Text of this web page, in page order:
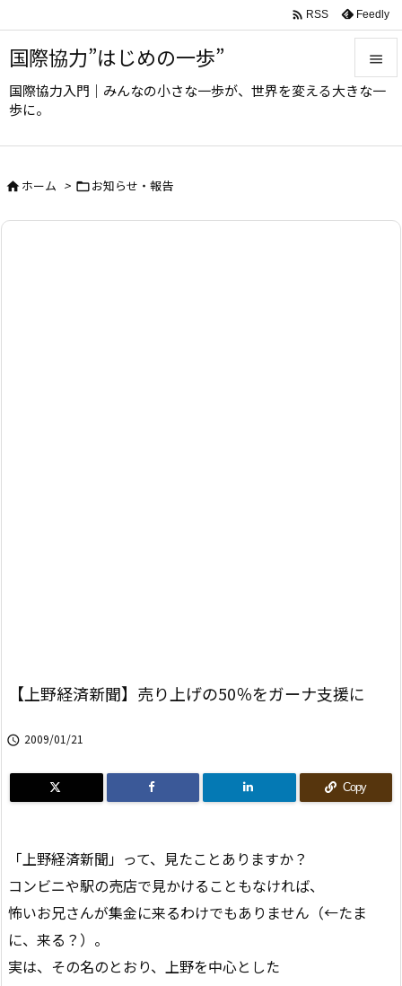
国際協力”はじめの一歩”
国際協力入門｜みんなの小さな一歩が、世界を変える大きな一
歩に。



 RSS Feedly
ホーム > お知らせ・報告
【上野経済新聞】売り上げの50％をガーナ支援に
 2009/01/21
Copy
「上野経済新聞」って、見たことありますか？
コンビニや駅の売店で見かけることもなければ、
怖いお兄さんが集金に来るわけでもありません（←たま
に、来る？）。
実は、その名のとおり、上野を中心とした